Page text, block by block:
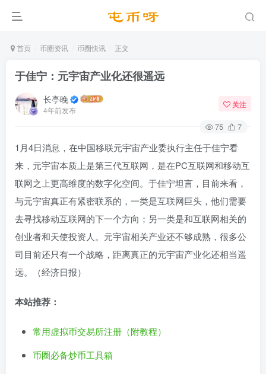
首页 币圈资讯 币圈快讯 正文
于佳宁：元宇宙产业化还很遥远
长亭晚
4年前发布
关注
75 7
1月4日消息，在中国移联元宇宙产业委执行主任于佳宁看
来，元宇宙本质上是第三代互联网，是在PC互联网和移动互
联网之上更高维度的数字化空间。于佳宁坦言，目前来看，
与元宇宙真正有紧密联系的，一类是互联网巨头，他们需要
去寻找移动互联网的下一个方向；另一类是和互联网相关的
创业者和天使投资人。元宇宙相关产业还不够成熟，很多公
司目前还只有一个战略，距离真正的元宇宙产业化还相当遥
远。（经济日报）
本站推荐：
常用虚拟币交易所注册（附教程）
币圈必备炒币工具箱